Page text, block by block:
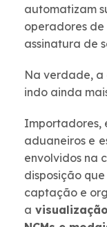
automatizam
operadores
assinatura de
Na verdade, a
indo ainda
Importadores,
aduaneiros e
envolvidos na
disposição
captação e
a